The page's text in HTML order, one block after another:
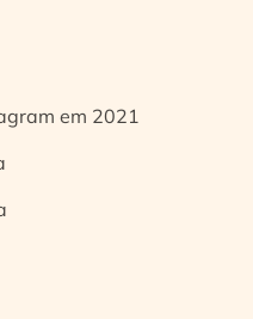
em 2021